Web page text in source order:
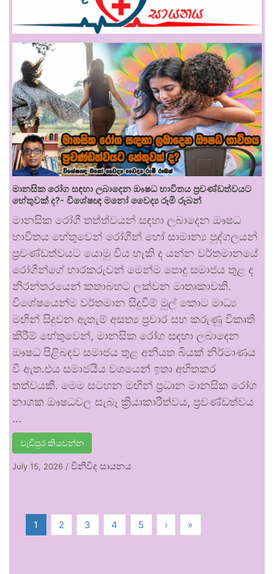
මානසික රෝග සඳහා ලබාදෙන ඖෂධ භාවිතය ප්‍රචණ්ඩත්වයට
හේතුවක් ද?- විශේෂඥ මනෝ වෛද්‍ය රූමි රූබන්
මානසික රෝගී තත්ත්වයන් සඳහා ලබාදෙන ඖෂධ
භාවිතය හේතුවෙන් රෝගීන් හෝ සාමාන්‍ය පුද්ගලයන්
ප්‍රචණ්ඩත්වයට යොමු විය හැකි ද යන්න වර්තමානයේ
රෝගීන්ගේ භාරකරුවන් මෙන්ම පොදු සමාජය තුළ ද
නිරන්තරයෙන් කතාබහට ලක්වන මාතෘකාවකි.
විශේෂයෙන්ම වර්තමාන සිදුවීම් මුල් කොට මාධ්‍ය
මඟින් සිදුවන ඇතැම් අසත්‍ය ප්‍රචාර සහ කරුණු විකෘති
කිරීම් හේතුවෙන්, මානසික රෝග සඳහා ලබාදෙන
ඖෂධ පිළිබඳව සමාජය තුළ අනියත බියක් නිර්මාණය
වී ඇත.එය සමාජයීය වශයෙන් ඉතා අහිතකර
තත්වයකි. මෙම සටහන මඟින් ප්‍රධාන මානසික රෝග
නාශක ඖෂධවල සැබෑ ක්‍රියාකාරීත්වය, ප්‍රචණ්ඩත්වය
…
වැඩිපුර කියවන්න
July 15, 2026 / විනිවිද සායනය
1 2 3 4 5 › »